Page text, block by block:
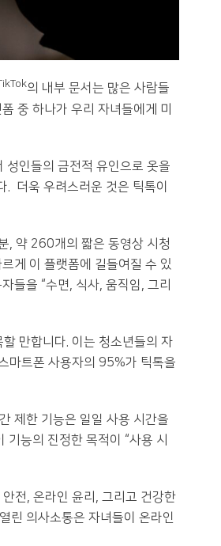
의 내부 문서는 많은 사람들
중 하나가 우리 자녀들에게 미
성인들의 금전적 유인으로 옷을
. 더욱 우려스러운 것은 틱톡이
, 약 260개의 짧은 동영상 시청
게 이 플랫폼에 길들여질 수 있
들을 “수면, 식사, 움직임, 그리
만합니다. 이는 청소년들의 자
마트폰 사용자의 95%가 틱톡을
제한 기능은 일일 사용 시간을
능의 진정한 목적이 “사용 시
전, 온라인 윤리, 그리고 건강한
린 의사소통은 자녀들이 온라인